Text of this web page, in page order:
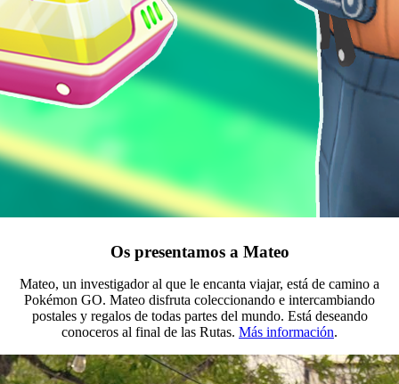
Os presentamos a Mateo
Mateo, un investigador al que le encanta viajar, está de camino a
Pokémon GO. Mateo disfruta coleccionando e intercambiando
postales y regalos de todas partes del mundo. Está deseando
conoceros al final de las Rutas. Más información.